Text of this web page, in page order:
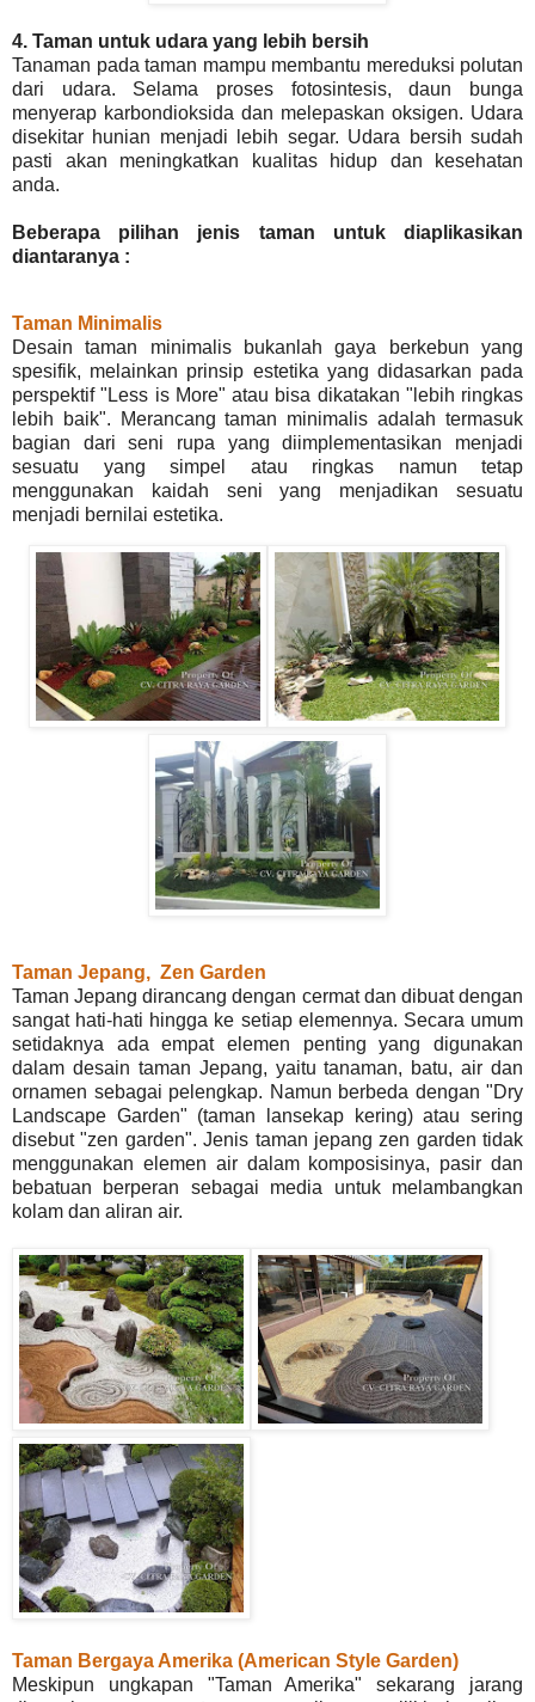
4. Taman untuk udara yang lebih bersih
Tanaman pada taman mampu membantu mereduksi polutan
dari udara. Selama proses fotosintesis, daun bunga
menyerap karbondioksida dan melepaskan oksigen. Udara
disekitar hunian menjadi lebih segar. Udara bersih sudah
pasti akan meningkatkan kualitas hidup dan kesehatan
anda.
Beberapa pilihan jenis taman untuk diaplikasikan
diantaranya :
Taman Minimalis
Desain taman minimalis bukanlah gaya berkebun yang
spesifik, melainkan prinsip estetika yang didasarkan pada
perspektif "Less is More" atau bisa dikatakan "lebih ringkas
lebih baik". Merancang taman minimalis adalah termasuk
bagian dari seni rupa yang diimplementasikan menjadi
sesuatu yang simpel atau ringkas namun tetap
menggunakan kaidah seni yang menjadikan sesuatu
menjadi bernilai estetika.
Taman Jepang, Zen Garden
Taman Jepang dirancang dengan cermat dan dibuat dengan
sangat hati-hati hingga ke setiap elemennya. Secara umum
setidaknya ada empat elemen penting yang digunakan
dalam desain taman Jepang, yaitu tanaman, batu, air dan
ornamen sebagai pelengkap. Namun berbeda dengan "Dry
Landscape Garden" (taman lansekap kering) atau sering
disebut "zen garden". Jenis taman jepang zen garden tidak
menggunakan elemen air dalam komposisinya, pasir dan
bebatuan berperan sebagai media untuk melambangkan
kolam dan aliran air.
Taman Bergaya Amerika (American Style Garden)
Meskipun ungkapan "Taman Amerika" sekarang jarang